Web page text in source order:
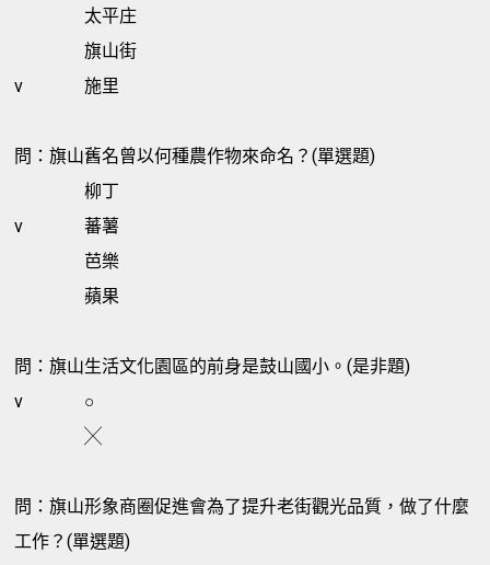
太平庄
旗山街
v
施里
問：旗山舊名曾以何種農作物來命名？(單選題)
柳丁
v
蕃薯
芭樂
蘋果
問：旗山生活文化園區的前身是鼓山國小。(是非題)
v
○
╳
問：旗山形象商圈促進會為了提升老街觀光品質，做了什麼
工作？(單選題)